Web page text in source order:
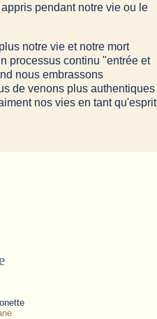
pendant notre vie ou le
notre vie et notre mort
processus continu "entrée et
nous embrassons
de venons plus authentiques
nos vies en tant qu'esprit